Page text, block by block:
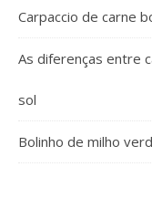
Carpaccio de carne
As diferenças entre
sol
Bolinho de milho